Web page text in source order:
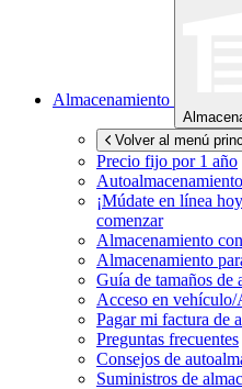
Almacenamiento
Volver al menú
Precio fijo por 1 año
¡Múdate en línea
comenzar
Almacenamiento
Almacenamiento
Guía de tamaños de
Acceso en vehículo/
Pagar mi factura de
Preguntas frecuentes
Consejos de
Suministros de